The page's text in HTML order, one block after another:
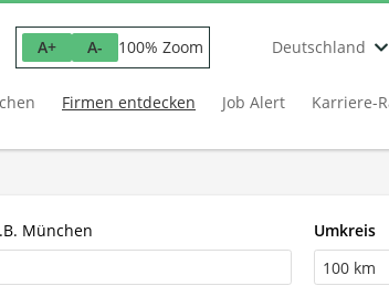
A+ A- 100% Zoom Deutschland
Firmen entdecken Job Alert Karriere-
München
Umkreis
100 km